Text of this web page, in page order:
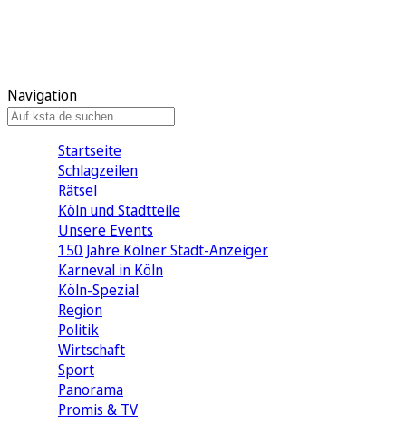
Navigation
Startseite
Schlagzeilen
Rätsel
Köln und Stadtteile
Unsere Events
150 Jahre Kölner Stadt-Anzeiger
Karneval in Köln
Köln-Spezial
Region
Politik
Wirtschaft
Sport
Panorama
Promis & TV